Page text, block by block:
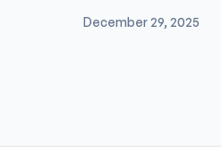
December 29, 2025